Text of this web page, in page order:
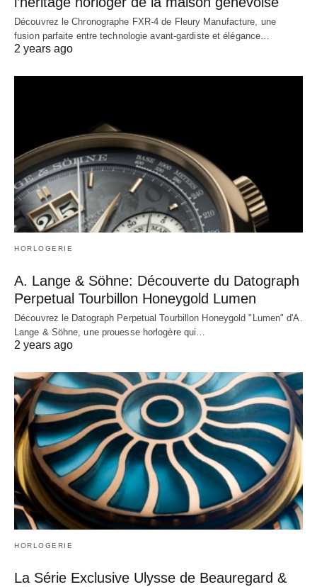
Découvrez le Chronographe FXR-4 de Fleury Manufacture, une
fusion parfaite entre technologie avant-gardiste et élégance…
2 years ago
HORLOGERIE
A. Lange & Söhne: Découverte du Datograph
Perpetual Tourbillon Honeygold Lumen
Découvrez le Datograph Perpetual Tourbillon Honeygold "Lumen" d'A.
Lange & Söhne, une prouesse horlogère qui…
2 years ago
HORLOGERIE
La Série Exclusive Ulysse de Beauregard &